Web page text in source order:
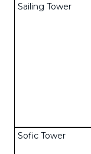
Sailing Tower
Sofic Tower